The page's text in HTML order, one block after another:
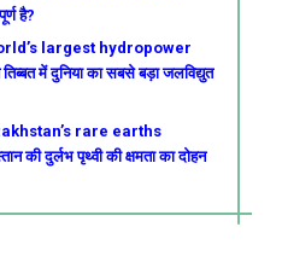
है?
largest hydropower
में दुनिया का सबसे बड़ा जलविद्युत
rare earths
की दुर्लभ पृथ्वी की क्षमता का दोहन